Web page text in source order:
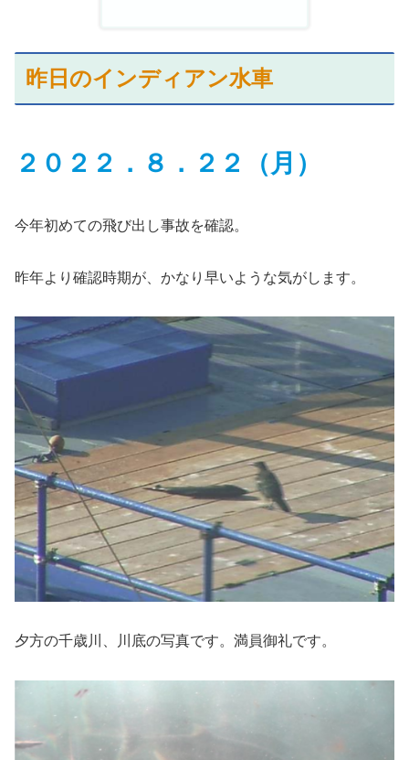
昨日のインディアン水車
２０２２．８．２２ （ 月）
今年初めての飛び出し事故を確認。
昨年より確認時期が、かなり早いような気がします。
夕方の千歳川、川底の写真です。満員御礼です。